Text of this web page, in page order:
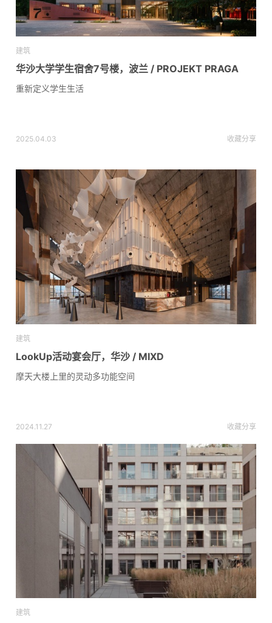
建筑
华沙大学学生宿舍7号楼，波兰 / PROJEKT PRAGA
重新定义学生生活
2025.04.03 收藏分享
建筑
LookUp活动宴会厅，华沙 / MIXD
摩天大楼上里的灵动多功能空间
2024.11.27 收藏分享
建筑